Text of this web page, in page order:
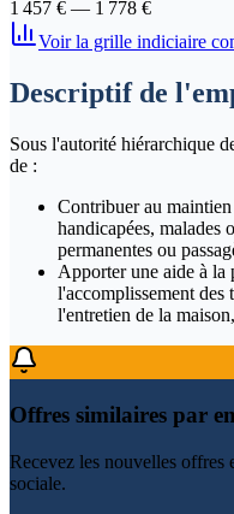
1 457 € — 1 778 €
Voir la grille indiciaire
Descriptif de
Sous l'autorité hiérarchique
de :
Contribuer au maintien
handicapées, malades
permanentes ou
Apporter une aide à la
l'accomplissement des
l'entretien de la
Offres similaires par
Recevez les nouvelles offres
sociale.